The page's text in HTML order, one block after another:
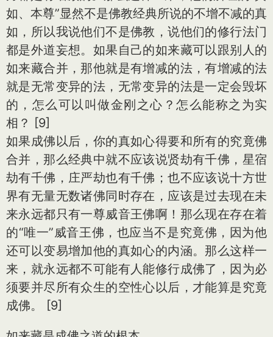
如、本尊”显然不是佛教经典所说的不增不减的真
如，所以我说他们不是佛教，说他们的修行法门
都是外道妄想。如果自己的如来藏可以跟别人的
如来藏合并，那他就是有增减的法，有增减的法
就是无常变异的法，无常变异的法是一定会毁坏
的，怎么可以叫做金刚之心？怎么能称之为实
相？ [9]
如果成佛以后，你的真如心得要和所有的究竟佛
合并，那么经典中就不应该说贤劫有千佛，星宿
劫有千佛，庄严劫也有千佛；也不应该说十方世
界有无量无数诸佛同时存在，应该是过去现在未
来永远都只有一尊威音王佛啊！那么现在存在着
的“唯一”威音王佛，也应当不是究竟佛，因为他
还可以变易增加他的真如心的内涵。那么这样一
来，就永远都不可能有人能修行成佛了，因为必
须要并尽所有众生的空性心以后，才能算是究竟
成佛。 [9]